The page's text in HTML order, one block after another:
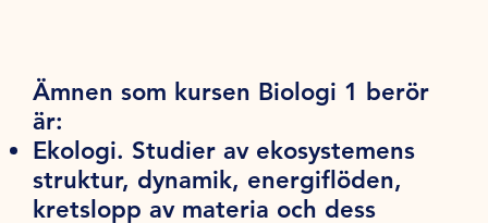
Ämnen som kursen Biologi 1 berör
är:
Ekologi. Studier av ekosystemens
struktur, dynamik, energiflöden,
kretslopp av materia och dess